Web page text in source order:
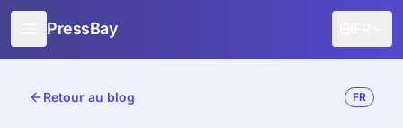
PressBay
Retour au blog FR